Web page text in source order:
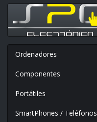
Ordenadores
Componentes
Portátiles
SmartPhones / Teléfonos